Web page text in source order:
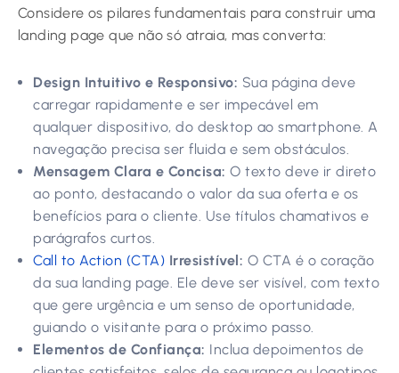
Considere os pilares fundamentais para construir uma
landing page que não só atraia, mas converta:
Design Intuitivo e Responsivo: Sua página deve
carregar rapidamente e ser impecável em
qualquer dispositivo, do desktop ao smartphone. A
navegação precisa ser fluida e sem obstáculos.
Mensagem Clara e Concisa: O texto deve ir direto
ao ponto, destacando o valor da sua oferta e os
benefícios para o cliente. Use títulos chamativos e
parágrafos curtos.
Call to Action (CTA) Irresistível: O CTA é o coração
da sua landing page. Ele deve ser visível, com texto
que gere urgência e um senso de oportunidade,
guiando o visitante para o próximo passo.
Elementos de Confiança: Inclua depoimentos de